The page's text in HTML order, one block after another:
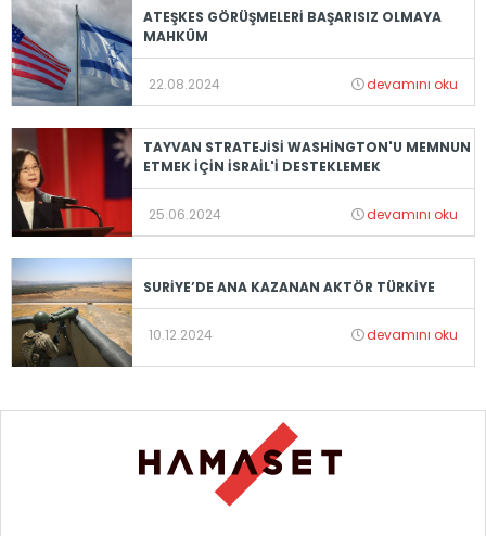
ATEŞKES GÖRÜŞMELERİ BAŞARISIZ OLMAYA
MAHKÛM
22.08.2024 devamını oku
TAYVAN STRATEJİSİ WASHİNGTON'U MEMNUN
ETMEK İÇİN İSRAİL'İ DESTEKLEMEK
25.06.2024 devamını oku
SURİYE’DE ANA KAZANAN AKTÖR TÜRKİYE
10.12.2024 devamını oku